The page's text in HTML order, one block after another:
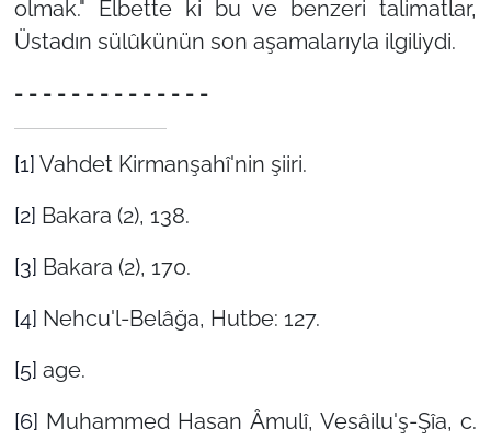
olmak." Elbette ki bu ve benzeri talimatlar,
Üstadın sülûkünün son aşamalarıyla ilgiliydi.
- - - - - - - - - - - - - -
[1] Vahdet Kirmanşahî'nin şiiri.
[2] Bakara (2), 138.
[3] Bakara (2), 170.
[4] Nehcu'l-Belâğa, Hutbe: 127.
[5] age.
[6] Muhammed Hasan Âmulî, Vesâilu'ş-Şîa, c.